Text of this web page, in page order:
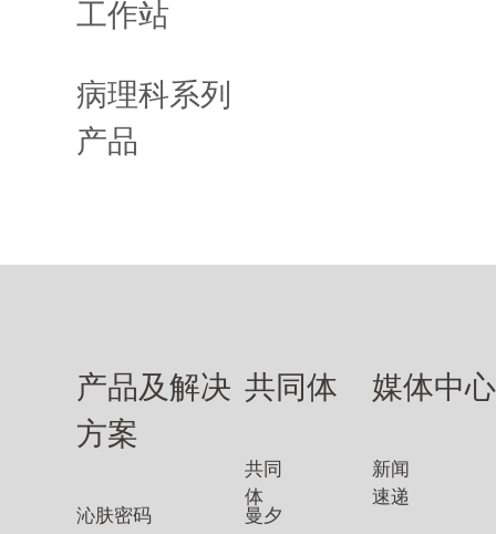
工作站
病理科系列
产品
产品及解决
方案
沁肤密码 曼夕
共同体
共同
体
媒体中心
新闻
速递